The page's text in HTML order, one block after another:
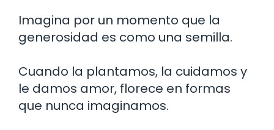
Imagina por un momento que la
generosidad es como una semilla.
Cuando la plantamos, la cuidamos y
le damos amor, florece en formas
que nunca imaginamos.